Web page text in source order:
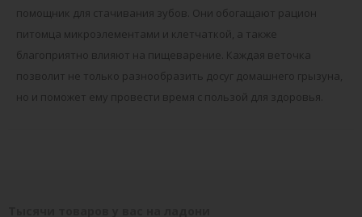
помощник для стачивания зубов. Они обогащают рацион
питомца микроэлементами и клетчаткой, а также
благоприятно влияют на пищеварение. Каждая веточка
позволит не только разнообразить досуг домашнего грызуна,
но и поможет ему провести время с пользой для здоровья.